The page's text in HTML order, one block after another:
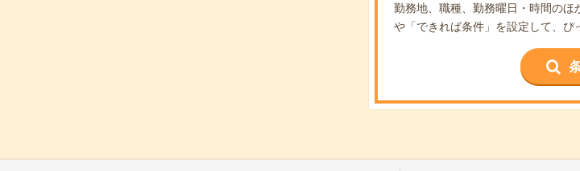
勤務地、職種、勤務曜日・時間のほ
や「できれば条件」を設定して、ぴ